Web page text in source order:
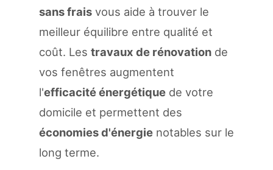
sans frais vous aide à trouver le
meilleur équilibre entre qualité et
coût. Les travaux de rénovation de
vos fenêtres augmentent
l'efficacité énergétique de votre
domicile et permettent des
économies d'énergie notables sur le
long terme.